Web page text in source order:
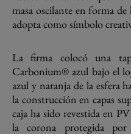
masa oscilante en forma
adopta como símbolo
La firma colocó una
Carbonium® azul bajo el
azul y naranja de la esfera
la construcción en capas
caja ha sido revestida en
la corona protegida